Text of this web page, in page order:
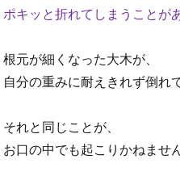
ポキッと折れてしまうことが
根元が細くなった大木が、
自分の重みに耐えきれず倒れ
それと同じことが、
お口の中でも起こりかねませ